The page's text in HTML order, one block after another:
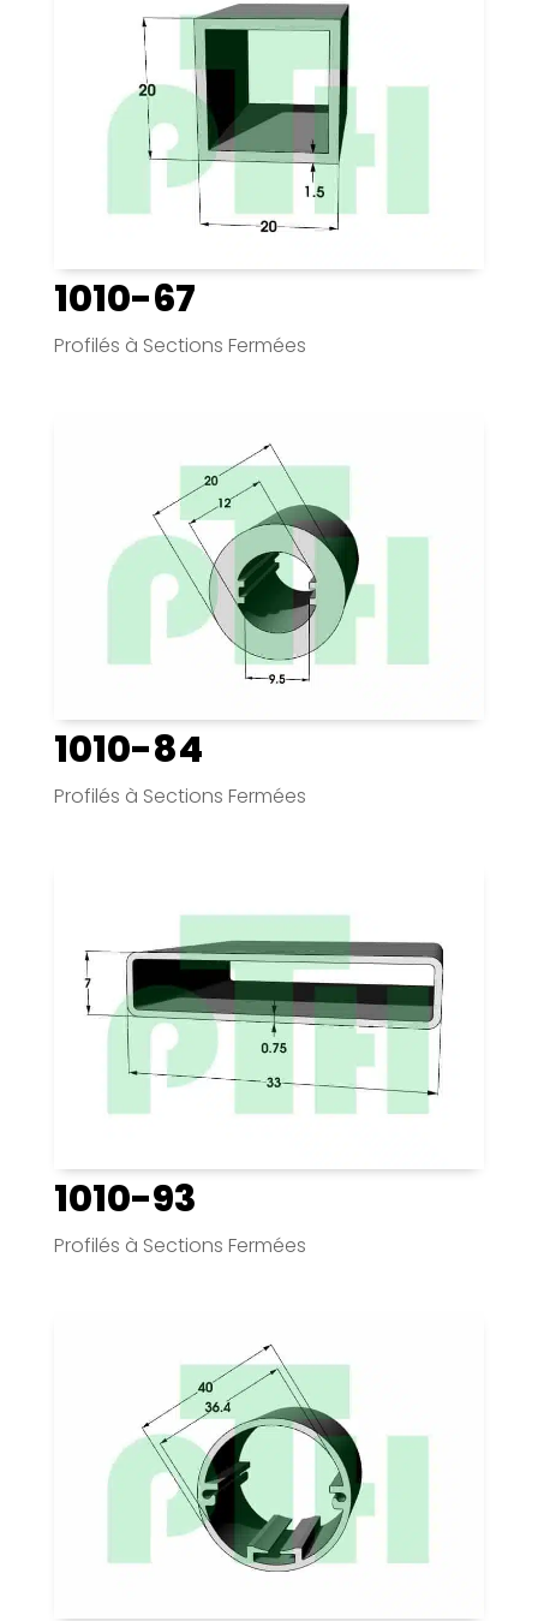
1010-67
Profilés à Sections Fermées
1010-84
Profilés à Sections Fermées
1010-93
Profilés à Sections Fermées